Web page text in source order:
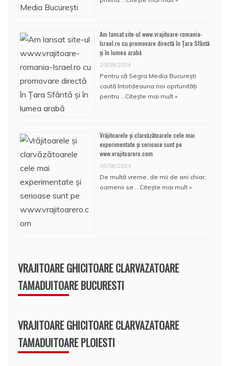
Am lansat site-ul www.vrajitoare-romania-
Israel.ro cu promovare directă în Țara Sfântă
și în lumea arabă
20/09/2024
Pentru că Segra Media București
caută întotdeauna noi oprtunități
pentru …Citește mai mult »
Vrăjitoarele și clarvăzătoarele cele mai
experimentate și serioase sunt pe
www.vrajitoarero.com
05/08/2024
De multă vreme, de mii de ani chiar,
oamenii se …Citește mai mult »
VRAJITOARE GHICITOARE CLARVAZATOARE
TAMADUITOARE BUCURESTI
VRAJITOARE GHICITOARE CLARVAZATOARE
TAMADUITOARE PLOIESTI